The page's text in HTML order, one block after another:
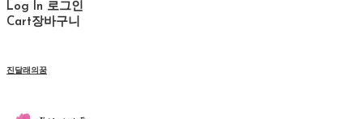
Log In 로그인
Cart장바구니
진달래의꿈